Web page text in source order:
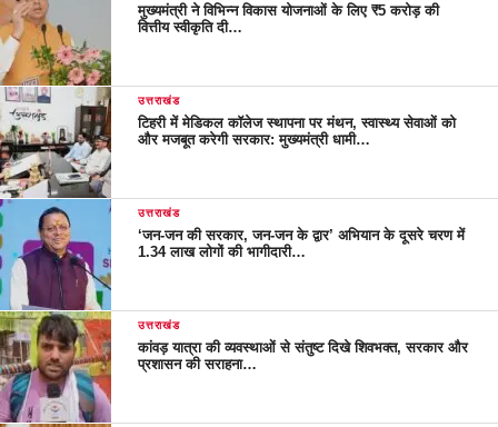
मुख्यमंत्री ने विभिन्न विकास योजनाओं के लिए ₹5 करोड़ की
वित्तीय स्वीकृति दी…
उत्तराखंड
टिहरी में मेडिकल कॉलेज स्थापना पर मंथन, स्वास्थ्य सेवाओं को
और मजबूत करेगी सरकार: मुख्यमंत्री धामी…
उत्तराखंड
‘जन-जन की सरकार, जन-जन के द्वार’ अभियान के दूसरे चरण में
1.34 लाख लोगों की भागीदारी…
उत्तराखंड
कांवड़ यात्रा की व्यवस्थाओं से संतुष्ट दिखे शिवभक्त, सरकार और
प्रशासन की सराहना…